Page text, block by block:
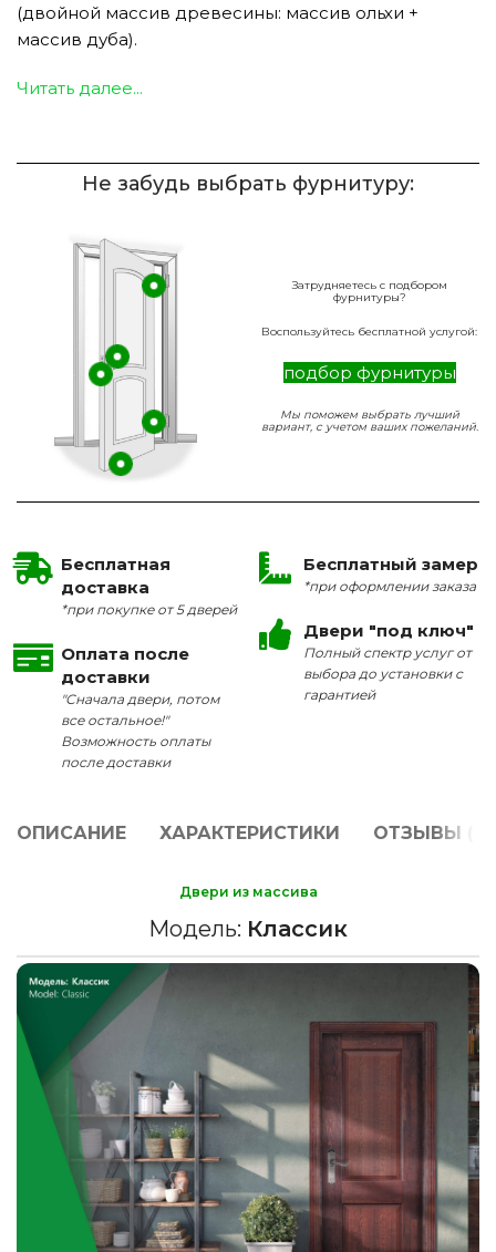
(двойной массив древесины: массив ольхи +
массив дуба).
Читать далее...
Не забудь выбрать фурнитуру:
Затрудняетесь с подбором
фурнитуры?
Воспользуйтесь бесплатной услугой:
подбор фурнитуры
Мы поможем выбрать лучший
вариант, с учетом ваших пожеланий.
Бесплатная
доставка
*при покупке от 5 дверей
Оплата после
доставки
"Сначала двери, потом
все остальное!"
Возможность оплаты
после доставки
Бесплатный замер
*при оформлении заказа
Двери "под ключ"
Полный спектр услуг от
выбора до установки с
гарантией
ОПИСАНИЕ ХАРАКТЕРИСТИКИ ОТЗЫВЫ (0)
Двери из массива
Модель: Классик